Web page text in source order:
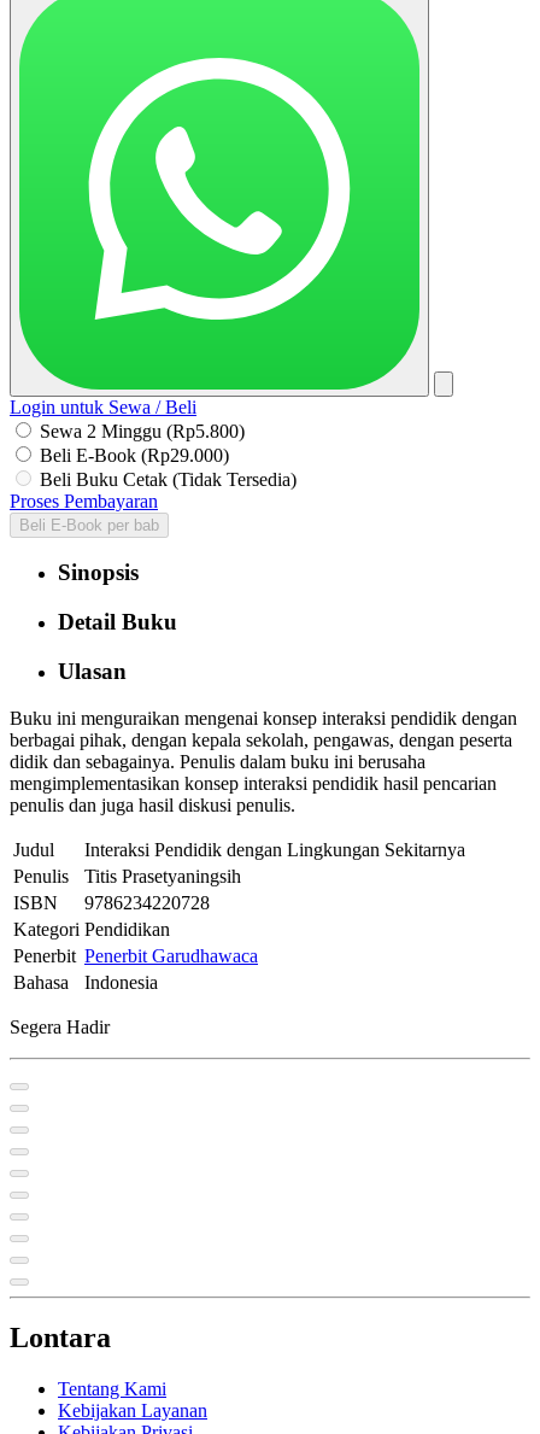
Login untuk Sewa / Beli
Sewa 2 Minggu (Rp5.800)
Beli E-Book (Rp29.000)
Beli Buku Cetak (Tidak Tersedia)
Proses Pembayaran
Beli E-Book per bab
Sinopsis
Detail Buku
Ulasan
Buku ini menguraikan mengenai konsep interaksi pendidik dengan
berbagai pihak, dengan kepala sekolah, pengawas, dengan peserta
didik dan sebagainya. Penulis dalam buku ini berusaha
mengimplementasikan konsep interaksi pendidik hasil pencarian
penulis dan juga hasil diskusi penulis.
Judul
Interaksi Pendidik dengan Lingkungan Sekitarnya
Penulis
Titis Prasetyaningsih
ISBN
9786234220728
Kategori Pendidikan
Penerbit Penerbit Garudhawaca
Bahasa
Indonesia
Segera Hadir
Lontara
Tentang Kami
Kebijakan Layanan